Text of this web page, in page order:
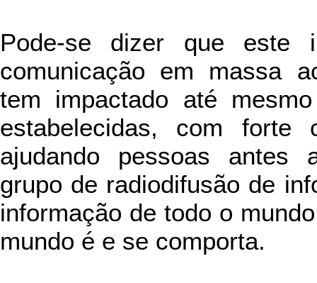
Pode-se dizer que este
comunicação em massa
tem impactado até
estabelecidas, com forte
ajudando pessoas antes
grupo de radiodifusão de
informação de todo o
mundo é e se comporta.